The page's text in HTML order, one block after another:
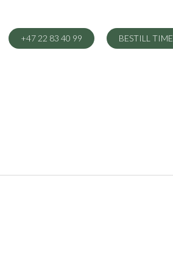
+47 22 83 40 99 BESTILL TIME